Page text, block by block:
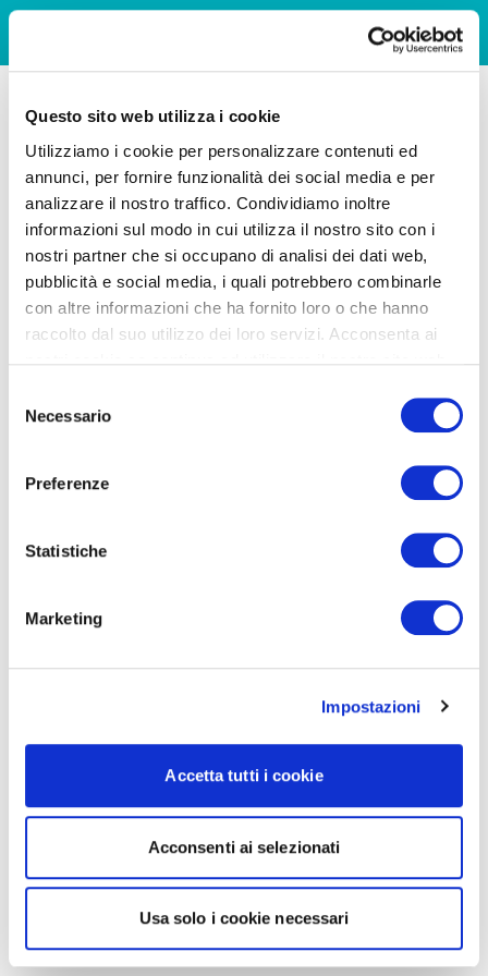
Questo sito web utilizza i cookie
Utilizziamo i cookie per personalizzare contenuti ed
annunci, per fornire funzionalità dei social media e per
analizzare il nostro traffico. Condividiamo inoltre
informazioni sul modo in cui utilizza il nostro sito con i
nostri partner che si occupano di analisi dei dati web,
pubblicità e social media, i quali potrebbero combinarle
con altre informazioni che ha fornito loro o che hanno
raccolto dal suo utilizzo dei loro servizi. Acconsenta ai
delNecessario
Preferenze
Statistiche
Marketing
Impostazioni
Accetta tutti i cookie
Acconsenti ai selezionati
Usa solo i cookie necessari